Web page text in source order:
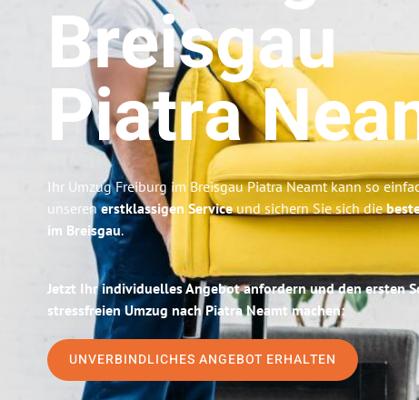
Breisgau
Piatra
Ihr Umzug Freiburg im Breisgau Piatra Neamt kann so
unserenerstklassigen Serviceund sichern Sie sich die
im Breisgau.
Jetzt Ihr individuelles Angebot anfordern und den ersten
stressfreien Umzug nach Piatra Neamt machen:
UNVERBINDLICHES ANGEBOT ERHALTEN